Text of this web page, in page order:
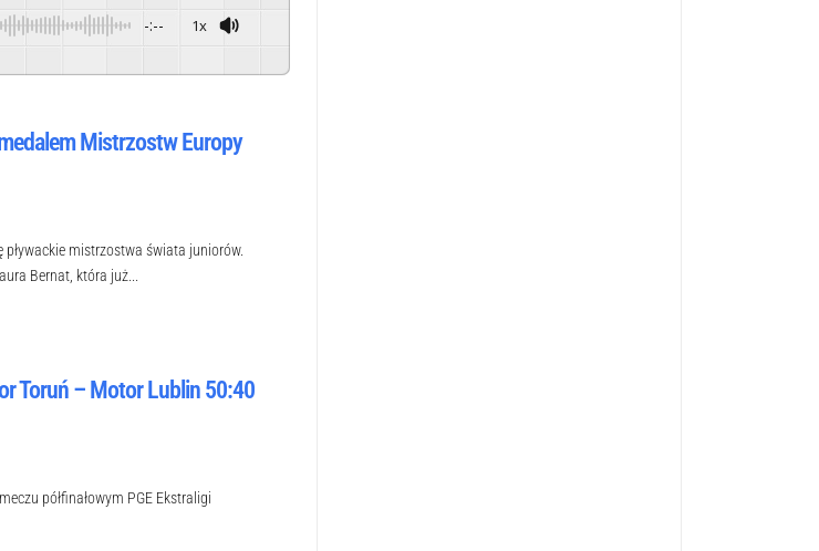
-:-- 1x
Mistrzostw Europy
mistrzostwa świata juniorów.
Bernat, która już...
Toruń – Motor Lublin 50:40
półfinałowym PGE Ekstraligi